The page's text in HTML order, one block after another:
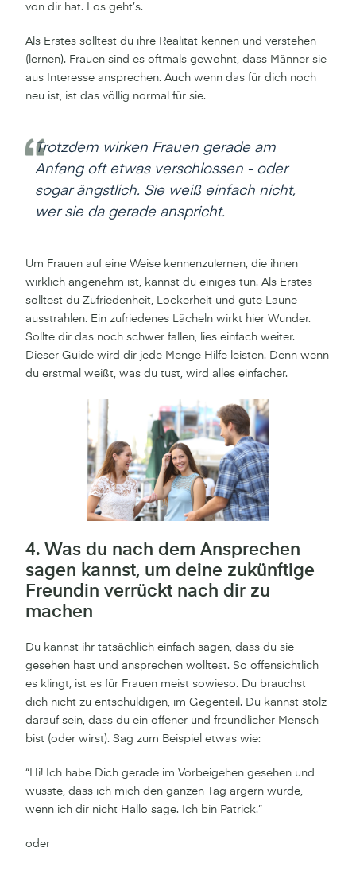
von dir hat. Los geht’s.
Als Erstes solltest du ihre Realität kennen und verstehen
(lernen). Frauen sind es oftmals gewohnt, dass Männer sie
aus Interesse ansprechen. Auch wenn das für dich noch
neu ist, ist das völlig normal für sie.
Trotzdem wirken Frauen gerade am
Anfang oft etwas verschlossen - oder
sogar ängstlich. Sie weiß einfach nicht,
wer sie da gerade anspricht.
Um Frauen auf eine Weise kennenzulernen, die ihnen
wirklich angenehm ist, kannst du einiges tun. Als Erstes
solltest du Zufriedenheit, Lockerheit und gute Laune
ausstrahlen. Ein zufriedenes Lächeln wirkt hier Wunder.
Sollte dir das noch schwer fallen, lies einfach weiter.
Dieser Guide wird dir jede Menge Hilfe leisten. Denn wenn
du erstmal weißt, was du tust, wird alles einfacher.
4. Was du nach dem Ansprechen
sagen kannst, um deine zukünftige
Freundin verrückt nach dir zu
machen
Du kannst ihr tatsächlich einfach sagen, dass du sie
gesehen hast und ansprechen wolltest. So offensichtlich
es klingt, ist es für Frauen meist sowieso. Du brauchst
dich nicht zu entschuldigen, im Gegenteil. Du kannst stolz
darauf sein, dass du ein offener und freundlicher Mensch
bist (oder wirst). Sag zum Beispiel etwas wie:
“Hi! Ich habe Dich gerade im Vorbeigehen gesehen und
wusste, dass ich mich den ganzen Tag ärgern würde,
wenn ich dir nicht Hallo sage. Ich bin Patrick.”
oder